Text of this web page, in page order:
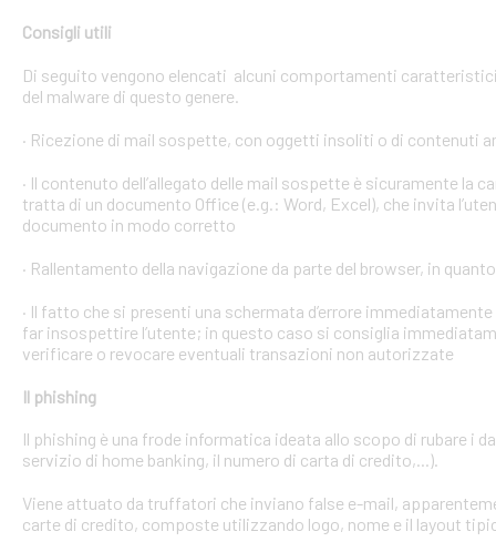
Consigli utili
Di seguito vengono elencati alcuni comportamenti
del malware di questo genere.
· Ricezione di mail sospette, con oggetti insoliti o di contenuti
· Il contenuto dell’allegato delle mail sospette è sicuramente
tratta di un documento Office (e.g.: Word, Excel), che invita
documento in modo corretto
· Rallentamento della navigazione da parte del browser, in
· Il fatto che si presenti una schermata d’errore
far insospettire l’utente; in questo caso si consiglia
verificare o revocare eventuali transazioni non autorizzate
Il phishing
Il phishing è una frode informatica ideata allo scopo di rubare i
servizio di home banking, il numero di carta di credito,...).
Viene attuato da truffatori che inviano false e-mail,
carte di credito, composte utilizzando logo, nome e il layout